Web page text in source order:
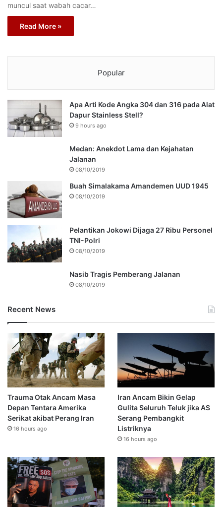
muncul saat wabah cacar…
Read More »
Popular
Apa Arti Kode Angka 304 dan 316 pada Alat
Dapur Stainless Stell?
9 hours ago
Medan: Anekdot Lama dan Kejahatan
Jalanan
08/10/2019
Buah Simalakama Amandemen UUD 1945
08/10/2019
Pelantikan Jokowi Dijaga 27 Ribu Personel
TNI-Polri
08/10/2019
Nasib Tragis Pemberang Jalanan
08/10/2019
Recent News
Trauma Otak Ancam Masa
Depan Tentara Amerika
Serikat akibat Perang Iran
16 hours ago
Iran Ancam Bikin Gelap
Gulita Seluruh Teluk jika AS
Serang Pembangkit
Listriknya
16 hours ago